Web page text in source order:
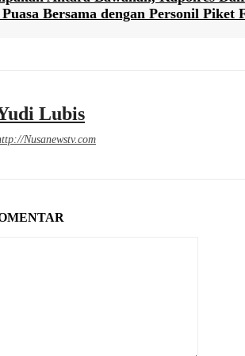
Bersama dengan Personil Piket
Lubis
Nusanewstv.com